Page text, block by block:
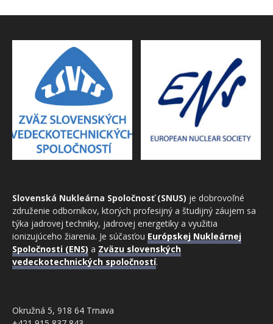
Slovenská Nukleárna Spoločnosť (SNUS) je dobrovoľné
združenie odborníkov, ktorých profesijný a študijný záujem sa
týka jadrovej techniky, jadrovej energetiky a využitia
ionizujúceho žiarenia. Je súčasťou Európskej Nukleárnej
Spoločnosti (ENS) a Zväzu slovenských
vedeckotechnických spoločností.
Okružná 5, 918 64 Trnava